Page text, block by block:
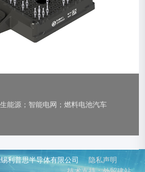
能源；智能电网；燃料电池汽车
利普思半导体有限公司
隐私声明